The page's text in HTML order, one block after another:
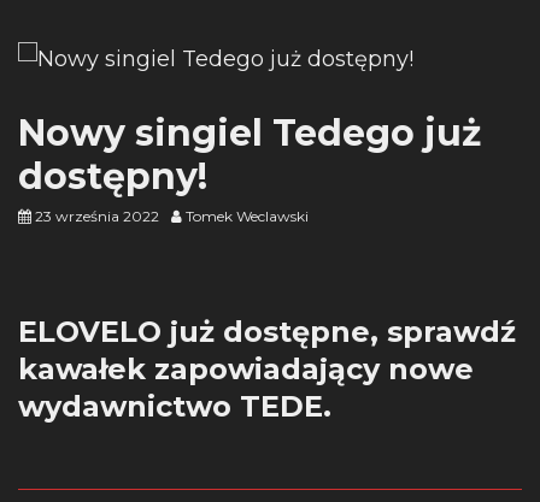
Nowy singiel Tedego już
dostępny!
23 września 2022 Tomek Weclawski
ELOVELO już dostępne, sprawdź
kawałek zapowiadający nowe
wydawnictwo TEDE.